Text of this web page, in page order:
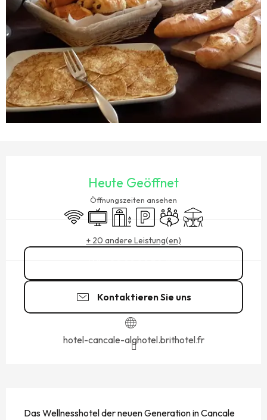
Heute Geöffnet
Öffnungszeiten ansehen
Wi-Fi FernsehenAufzugParkplatzVersammlungsraum
Terrasse
+ 20 andere Leistung(en)
Kontaktieren Sie uns
hotel-cancale-alghotel.brithotel.fr
Das Wellnesshotel der neuen Generation in Cancale